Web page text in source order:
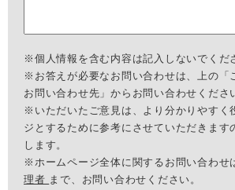
※個人情報を含む内容は記入しないでくだ
※お答えが必要なお問い合わせは、上の「
お問い合わせ先」からお問い合わせくださ
※いただいたご意見は、より分かりやすく
ジとするために参考にさせていただきます
します。
※ホームページ全体に関するお問い合わせ
理者 まで、お問い合わせください。